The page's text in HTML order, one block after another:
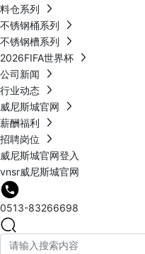
料仓系列
不锈钢桶系列
不锈钢槽系列
2026FIFA世界杯
公司新闻
行业动态
威尼斯城官网
薪酬福利
招聘岗位
威尼斯城官网登入
vnsr威尼斯城官网
0513-83266698